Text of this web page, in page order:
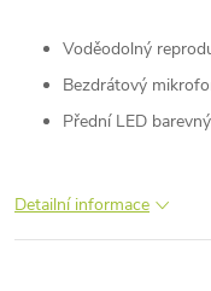
Voděodolný
Bezdrátový
Přední LED
Detailní informace